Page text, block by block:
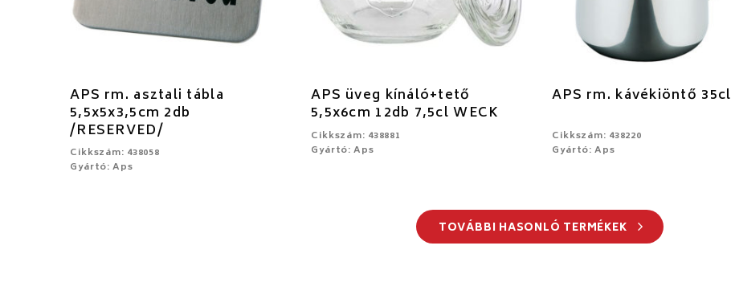
APS rm. asztali tábla
5,5x5x3,5cm 2db
/RESERVED/
Cikkszám: 438058
Gyártó: Aps
APS üveg kínáló+tető
5,5x6cm 12db 7,5cl WECK
Cikkszám: 438881
Gyártó: Aps
APS rm. kávékiöntő 35cl
Cikkszám: 438220
Gyártó: Aps
TOVÁBBI HASONLÓ TERMÉKEK